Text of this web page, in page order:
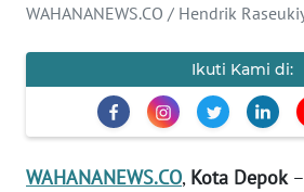
WAHANANEWS.CO / Hendrik
Ikuti Kami di:
WAHANANEWS.CO, Kota Depok–
OPINI
EDITORIAL
Informasi